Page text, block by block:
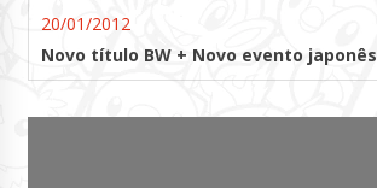
20/01/2012
Novo título BW + Novo evento japonês